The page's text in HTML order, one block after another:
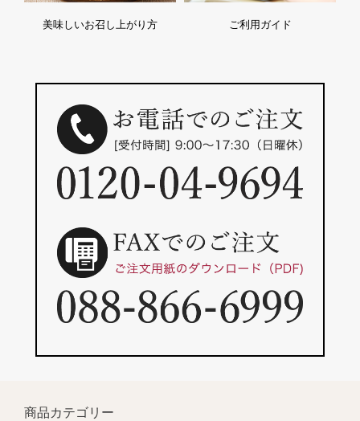
美味しいお召し上がり方 ご利用ガイド
商品カテゴリー